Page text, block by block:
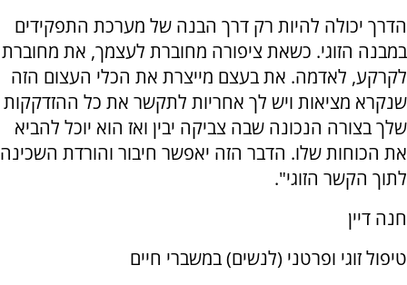
הדרך יכולה להיות רק דרך הבנה של מערכת התפקידים
במבנה הזוגי. כשאת ציפורה מחוברת לעצמך, את מחוברת
לקרקע, לאדמה. את בעצם מייצרת את הכלי העצום הזה
שנקרא מציאות ויש לך אחריות לתקשר את כל ההזדקקות
שלך בצורה הנכונה שבה צביקה יבין ואז הוא יוכל להביא
את הכוחות שלו. הדבר הזה יאפשר חיבור והורדת השכינה
לתוך הקשר הזוגי".
חנה דיין
טיפול זוגי ופרטני (לנשים) במשברי חיים